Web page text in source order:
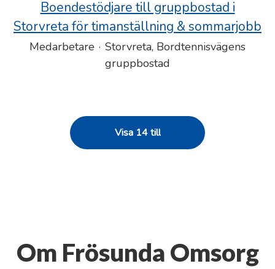
Boendestödjare till gruppbostad i
Storvreta för timanställning & sommarjobb
Medarbetare · Storvreta, Bordtennisvägens
gruppbostad
Visa 14 till
Om Frösunda Omsorg